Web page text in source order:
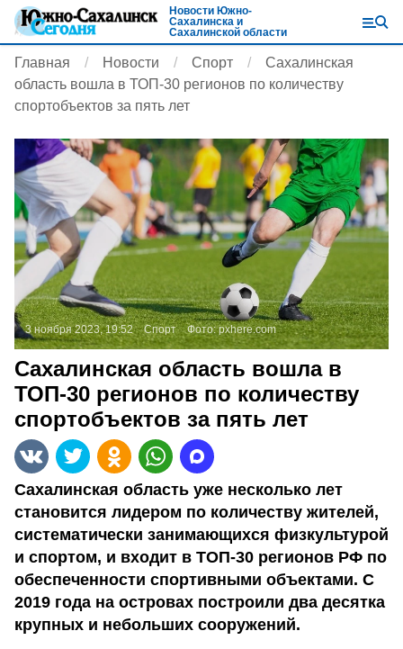
Новости Южно-
Сахалинска и
Сахалинской области
Главная Новости Спорт
Сахалинская
область вошла в ТОП-30 регионов по количеству
спортобъектов за пять лет
3 ноября 2023, 19:52 Спорт Фото:pxhere.com
Сахалинская область вошла в
ТОП-30 регионов по количеству
спортобъектов за пять лет
Сахалинская область уже несколько лет
становится лидером по количеству жителей,
систематически занимающихся физкультурой
и спортом, и входит в ТОП-30 регионов РФ по
обеспеченности спортивными объектами. С
2019 года на островах построили два десятка
крупных и небольших сооружений.